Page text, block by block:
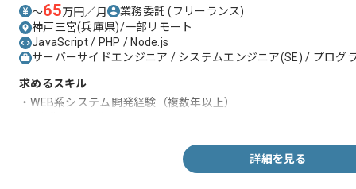
〜65万円／月 業務委託(フリーランス)
神戸三宮(兵庫県)/一部リモート
JavaScript / PHP / Node.js
サーバーサイドエンジニア / システムエンジニア(SE) / プログ
求めるスキル
・WEB系システム開発経験（複数年以上）
詳細を見る